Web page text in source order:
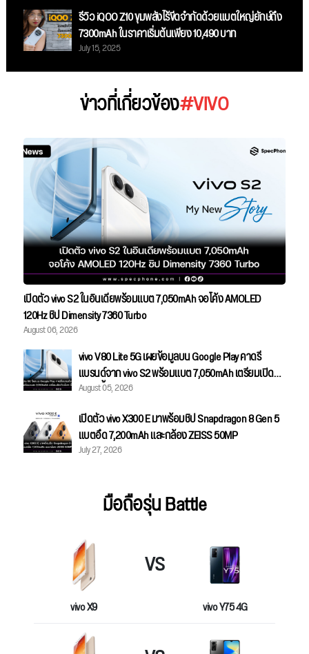
รีวิว iQOO Z10 ขุมพลังไร้ขีดจำกัดด้วยแบตใหญ่ยักษ์ถึง
7300mAh ในราคาเริ่มต้นเพียง 10,490 บาท
July 15, 2025
ข่าวที่เกี่ยวข้อง#VIVO
เปิดตัว vivo S2 ในอินเดียพร้อมแบต 7,050mAh จอโค้ง AMOLED
120Hz ชิป Dimensity 7360 Turbo
August 06, 2026
vivo V80 Lite 5G เผยข้อมูลบน Google Play คาดรี
แบรนด์จาก vivo S2 พร้อมแบต 7,050mAh เตรียมเปิดตัว
เร็วๆ นี้
August 05, 2026
เปิดตัว vivo X300 E มาพร้อมชิป Snapdragon 8 Gen 5
แบตอึด 7,200mAh และกล้อง ZEISS 50MP
July 27, 2026
มือถือรุ่น Battle
vivo X9
VS
vivo Y75 4G